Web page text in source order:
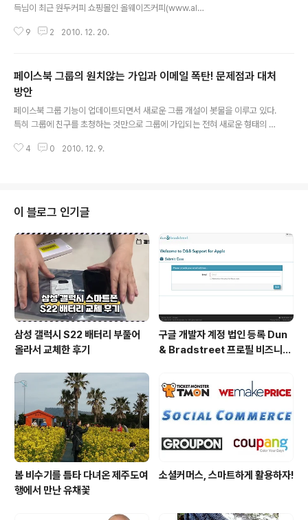
득님이 최근 원두커피 쇼핑몰인 올웨이즈커피(www.alwa
작한 것! 1인 기업이라고 이야기는 하고 있지만 앞으로 성
고 있다. [올웨이즈커피 - 소셜서비스 플랫폼 이용현황] 쇼
핑몰: http://www.alwayscoffee.co.kr/ 페이스북: htt
p://www.facebook.com/Alwayscoffee 블로그: htt
p://blog.naver.com/awscoffee 트위터: http://twitt
er.com/awscoffee 소셜미디어를 적극 활용하면서 소..
9 2 2010. 12. 20.
페이스북 그룹의 원치않는 가입과 이메일 폭탄! 문제점과 대처
방안
페이스북 그룹 기능이 업데이트되면서 새로운 그룹 개설이 봇물을 이루고 있다.
특히 그룹에 친구를 초청하는 것만으로 그룹에 가입되는 전혀 새로운 형태의 그
다. 게다가 그룹을 만들자마자 무차별적으로 친구들을 초청함으로써 그룹 개설
나서고 있다. 스마트폰 애플리케이션에서 그룹 기능을 지원하면서 기존 그룹은
전혀 배려하지 않고 새로운 그룹만 지원하는 것만 봐도 지레 짐작할 수 있다. 이
미 많은 그룹이 기존 그룹을 버리고 ..
4 0 2010. 12. 9.
이 블로그 인기글
삼성 갤럭시 S22 배터리 부풀어
올라서 교체한 후기
구글 개발자 계정 법인 등록 Dun
& Bradstreet 프로필 비즈니스
봄 비수기를 틈타 다녀온 제주도여
행에서 만난 유채꽃
소셜커머스, 스마트하게 활용하자!